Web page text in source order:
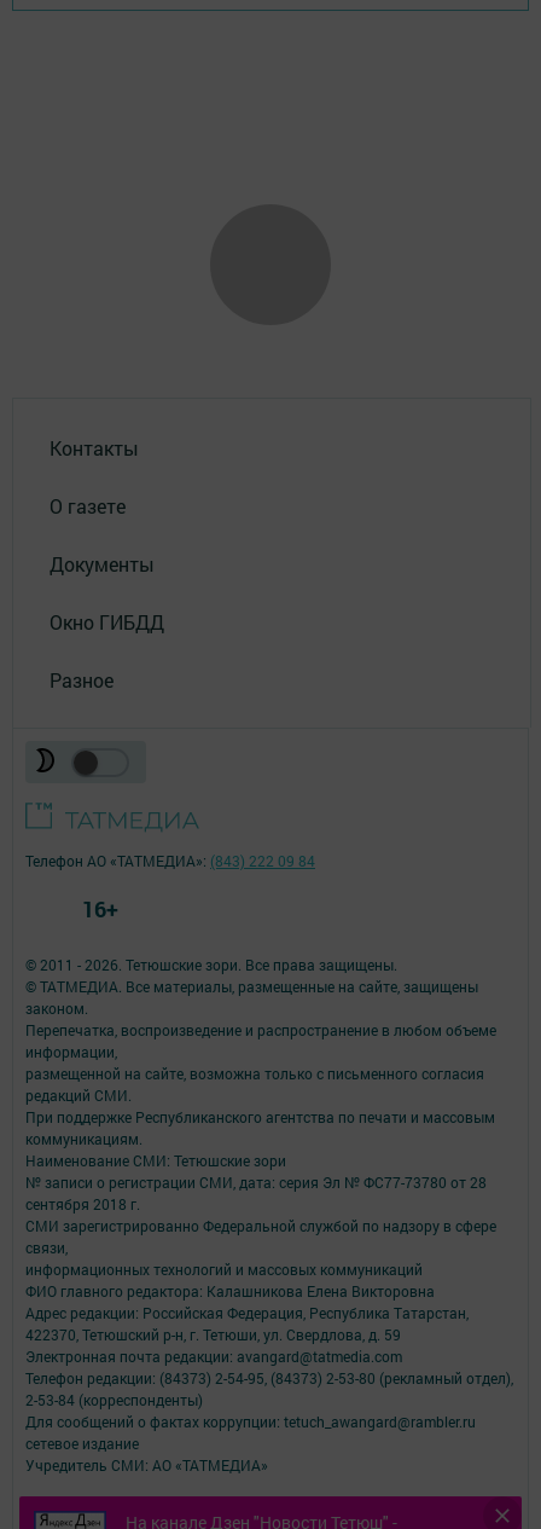
Контакты
О газете
Документы
Окно ГИБДД
Разное
На канале Дзен "Новости Тетюш" -
© 2011 - 2026. Тетюшские зори. Все права защищены.
© ТАТМЕДИА. Все материалы, размещенные на сайте, защищены
законом.
Перепечатка, воспроизведение и распространение в любом объеме
информации,
размещенной на сайте, возможна только с письменного согласия
редакций СМИ.
При поддержке Республиканского агентства по печати и массовым
коммуникациям.
Наименование СМИ: Тетюшские зори
№ записи о регистрации СМИ, дата: серия Эл № ФС77-73780 от 28
сентября 2018 г.
СМИ зарегистрированно Федеральной службой по надзору в сфере
связи,
информационных технологий и массовых коммуникаций
ФИО главного редактора: Калашникова Елена Викторовна
Адрес редакции: Российская Федерация, Республика Татарстан,
422370, Тетюшский р-н, г. Тетюши, ул. Свердлова, д. 59
Электронная почта редакции: avangard@tatmedia.com
Телефон редакции: (84373) 2-54-95, (84373) 2-53-80 (рекламный отдел),
2-53-84 (корреспонденты)
Для сообщений о фактах коррупции: tetuch_awangard@rambler.ru
сетевое издание
Учредитель СМИ: АО «ТАТМЕДИА»
Антикоррупционная политика
Телефон АО «ТАТМЕДИА»: (843) 222 09 84
16+